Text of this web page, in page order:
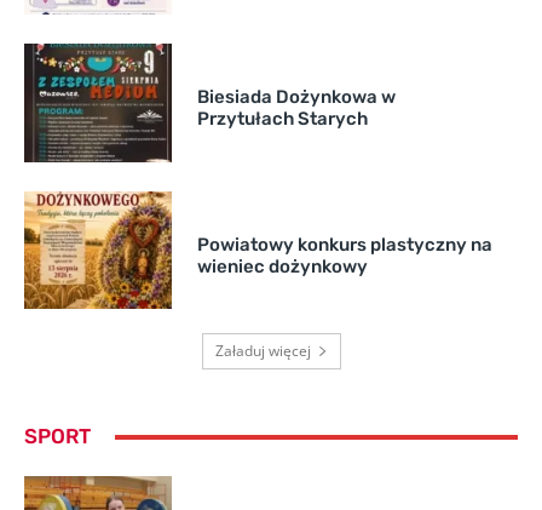
Biesiada Dożynkowa w
Przytułach Starych
Powiatowy konkurs plastyczny na
wieniec dożynkowy
Załaduj więcej
SPORT